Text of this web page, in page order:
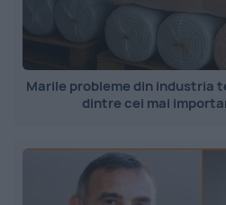
Marile probleme din industria
dintre cei mai